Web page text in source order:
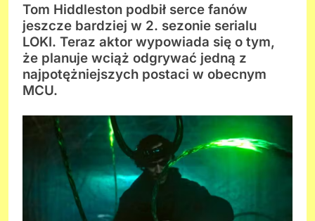
Tom Hiddleston podbił serce fanów
jeszcze bardziej w 2. sezonie serialu
LOKI. Teraz aktor wypowiada się o tym,
że planuje wciąż odgrywać jedną z
najpotężniejszych postaci w obecnym
MCU.